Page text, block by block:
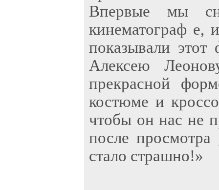
Впервые мы
кинематограф е,
показывали
Алексею
прекрасной
костюме и
чтобы он нас не
после
стало страшно!»